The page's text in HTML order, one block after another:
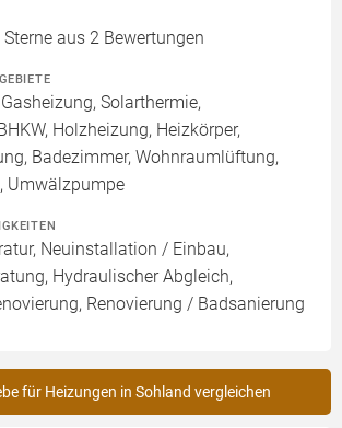
Sterne aus 2 Bewertungen
Solarthermie,
Holzheizung, Heizkörper,
Badezimmer, Wohnraumlüftung,
Umwälzpumpe
Neuinstallation / Einbau,
Hydraulischer Abgleich,
Renovierung / Badsanierung
für Heizungen in Sohland vergleichen